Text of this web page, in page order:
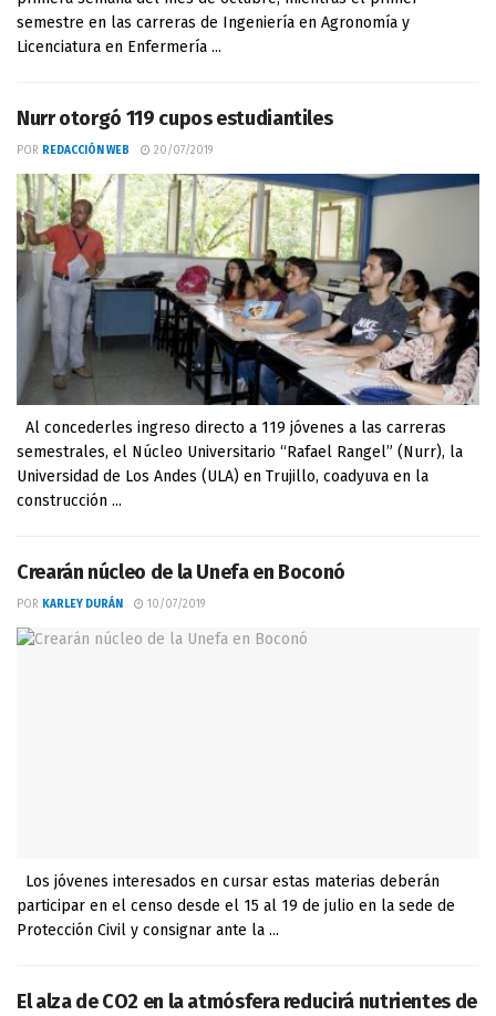
semestre en las carreras de Ingeniería en Agronomía y
Licenciatura en Enfermería ...
Nurr otorgó 119 cupos estudiantiles
POR REDACCIÓN WEB 20/07/2019
Al concederles ingreso directo a 119 jóvenes a las carreras
semestrales, el Núcleo Universitario “Rafael Rangel” (Nurr), la
Universidad de Los Andes (ULA) en Trujillo, coadyuva en la
construcción ...
Crearán núcleo de la Unefa en Boconó
POR KARLEY DURÁN 10/07/2019
Los jóvenes interesados en cursar estas materias deberán
participar en el censo desde el 15 al 19 de julio en la sede de
Protección Civil y consignar ante la ...
El alza de CO2 en la atmósfera reducirá nutrientes de